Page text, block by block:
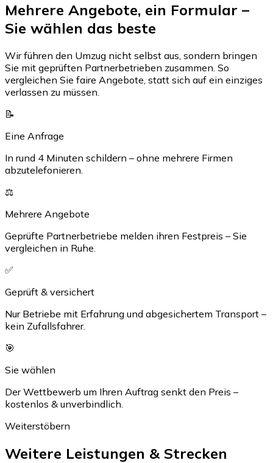
Mehrere Angebote, ein Formular –
Sie wählen das beste
Wir führen den Umzug nicht selbst aus, sondern bringen
Sie mit geprüften Partnerbetrieben zusammen. So
vergleichen Sie faire Angebote, statt sich auf ein einziges
verlassen zu müssen.
📝
Eine Anfrage
In rund 4 Minuten schildern – ohne mehrere Firmen
abzutelefonieren.
⚖️
Mehrere Angebote
Geprüfte Partnerbetriebe melden ihren Festpreis – Sie
vergleichen in Ruhe.
✅
Geprüft & versichert
Nur Betriebe mit Erfahrung und abgesichertem Transport –
kein Zufallsfahrer.
🎯
Sie wählen
Der Wettbewerb um Ihren Auftrag senkt den Preis –
kostenlos & unverbindlich.
Weiterstöbern
Weitere Leistungen & Strecken